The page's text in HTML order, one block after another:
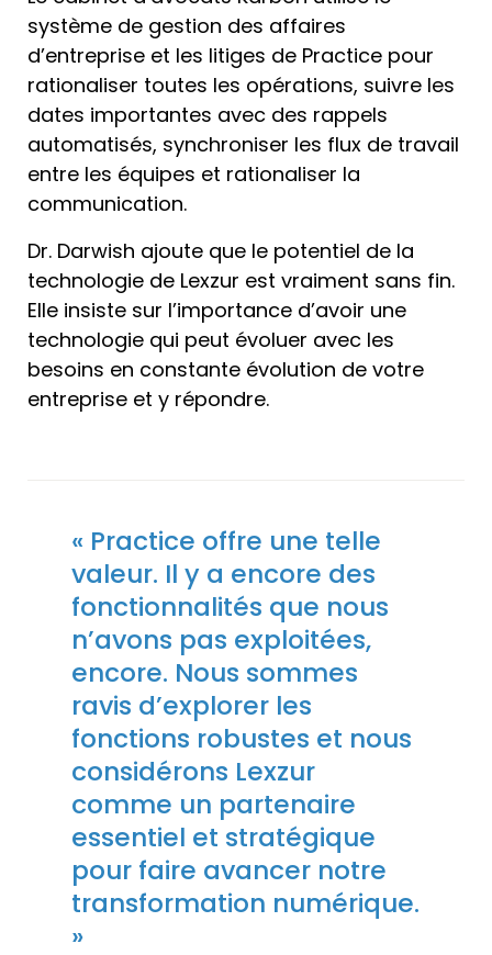
système de gestion des affaires
d’entreprise et les litiges de Practice pour
rationaliser toutes les opérations, suivre les
dates importantes avec des rappels
automatisés, synchroniser les flux de travail
entre les équipes et rationaliser la
communication.
Dr. Darwish ajoute que le potentiel de la
technologie de Lexzur est vraiment sans fin.
Elle insiste sur l’importance d’avoir une
technologie qui peut évoluer avec les
besoins en constante évolution de votre
entreprise et y répondre.
« Practice offre une telle
valeur. Il y a encore des
fonctionnalités que nous
n’avons pas exploitées,
encore. Nous sommes
ravis d’explorer les
fonctions robustes et nous
considérons Lexzur
comme un partenaire
essentiel et stratégique
pour faire avancer notre
transformation numérique.
»